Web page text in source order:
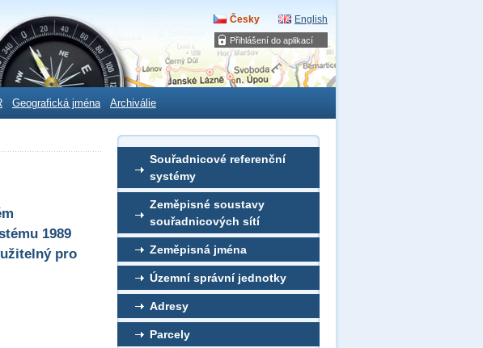
Přihlášení do aplikací
Česky English
Geografická jména Archiválie
Souřadnicové referenční
systémy
Zeměpisné soustavy
souřadnicových sítí
Zeměpisná jména
Územní správní jednotky
Adresy
Parcely
1989
pro